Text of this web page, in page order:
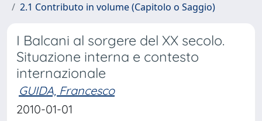
2.1 Contributo in volume (Capitolo o Saggio)
I Balcani al sorgere del XX secolo.
Situazione interna e contesto
internazionale
GUIDA, Francesco
2010-01-01